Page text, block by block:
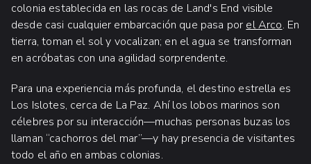
colonia establecida en las rocas de Land's End visible
desde casi cualquier embarcación que pasa por el Arco. En
tierra, toman el sol y vocalizan; en el agua se transforman
en acróbatas con una agilidad sorprendente.
Para una experiencia más profunda, el destino estrella es
Los Islotes, cerca de La Paz. Ahí los lobos marinos son
célebres por su interacción—muchas personas buzas los
llaman “cachorros del mar”—y hay presencia de visitantes
todo el año en ambas colonias.